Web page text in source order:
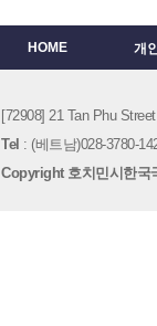
HOME 개
[72908] 21 Tan Phu
Tel : (베트남)028-3780-
Copyright 호치민시한국